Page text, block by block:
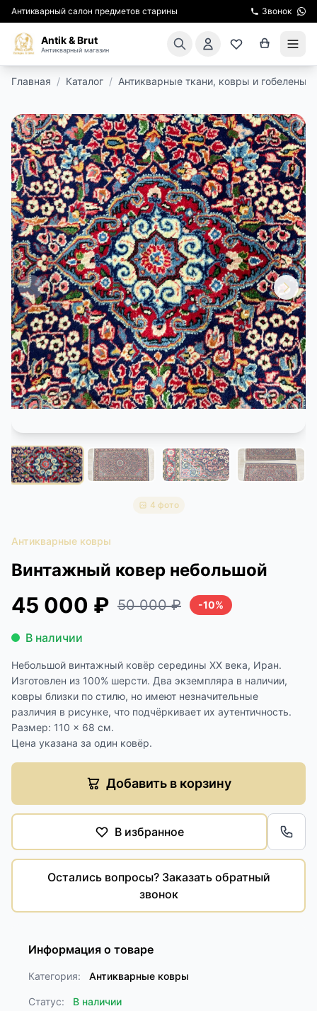
Антикварный салон предметов старины Звонок
Antik & Brut
Антикварный магазин
АРЕНДА МЕБЕЛИ
ПОДАРКИ
КИНОСЪЕМКА
ЭКСКУРСИИ
РЕСТАВРАЦИЯ
КУРСЫ ПО РЕСТАВРАЦИИ
КОНТАКТЫ
ДОСТАВКА И ОПЛАТА
Главная / Каталог / Антикварные ткани, ковры и гобелены
4 фото
Антикварные ковры
Винтажный ковер небольшой
45 000 ₽ 50 000 ₽ -10%
В наличии
Небольшой винтажный ковёр середины XX века, Иран.
Изготовлен из 100% шерсти. Два экземпляра в наличии,
ковры близки по стилю, но имеют незначительные
различия в рисунке, что подчёркивает их аутентичность.
Размер: 110 × 68 см.
Цена указана за один ковёр.
Добавить в корзину
В избранное
Остались вопросы? Заказать обратный
звонок
Информация о товаре
Категория: Антикварные ковры
Статус: В наличии